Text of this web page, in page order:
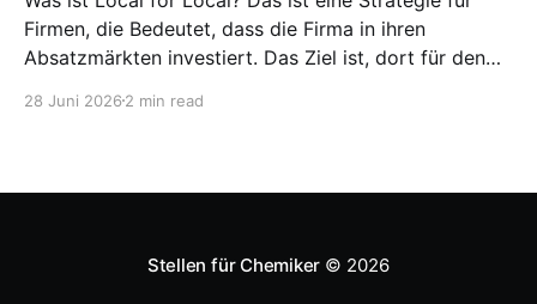
Firmen, die Bedeutet, dass die Firma in ihren
Absatzmärkten investiert. Das Ziel ist, dort für den
entwickeln. Diese Strategie ist von Toyota bekannt,
28 Juni 2026 2 min read
Stellen für Chemiker © 2026